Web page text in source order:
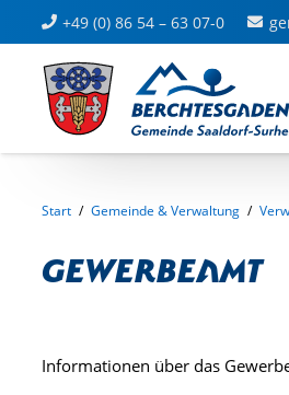
+49 (0) 86 54 – 63 07-0
Start / Gemeinde & Verwaltung /
Gewerbeamt
Informationen über das